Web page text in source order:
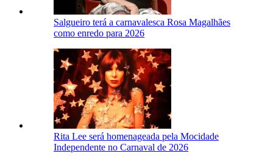
Salgueiro terá a carnavalesca Rosa Magalhães
como enredo para 2026
Rita Lee será homenageada pela Mocidade
Independente no Carnaval de 2026